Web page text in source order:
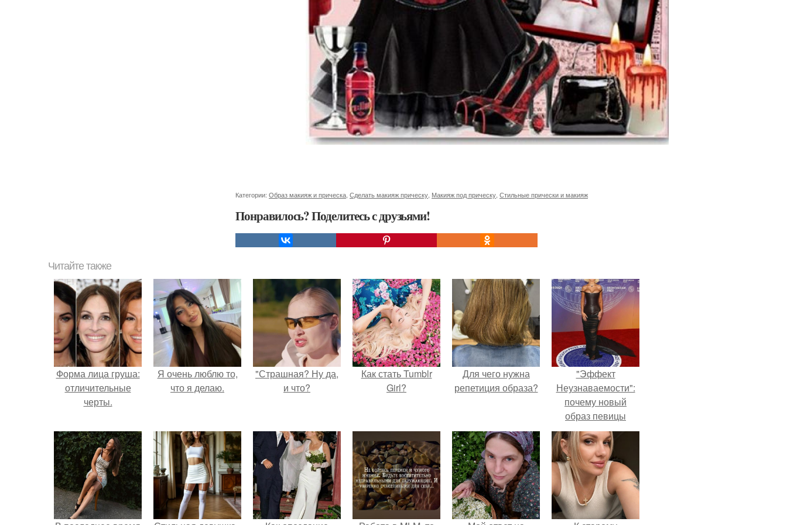
Категории: Образ макияж и прическа Сделать макияж прическу Макияж под прическу Стильные прически и макияж
Понравилось? Поделитесь с друзьями!
Читайте также
Форма лица груша:
отличительные
черты.
Я очень люблю то,
что я делаю.
"Страшная? Ну да,
и что?
Как стать Tumblr
Girl?
Для чего нужна
репетиция образа?
"Эффект
Неузнаваемости":
почему новый
образ певицы
вызвал споры о
гранях
возможного?